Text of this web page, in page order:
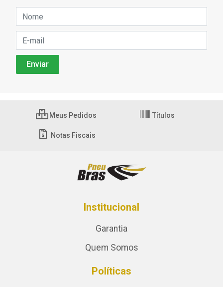
Meus Pedidos Títulos
Notas Fiscais
Institucional
Garantia
Quem Somos
Políticas